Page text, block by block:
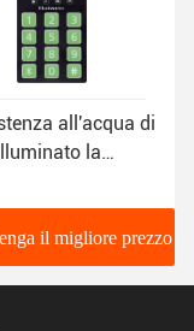
all'acqua di
la
di
utilizzata in
il migliore prezzo